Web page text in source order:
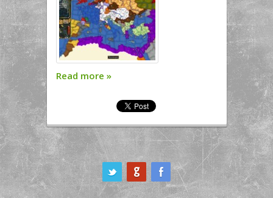
Read more »